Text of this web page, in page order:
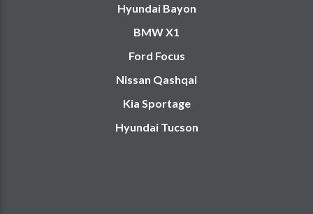
Hyundai Bayon
BMW X1
Ford Focus
Nissan Qashqai
Kia Sportage
Hyundai Tucson